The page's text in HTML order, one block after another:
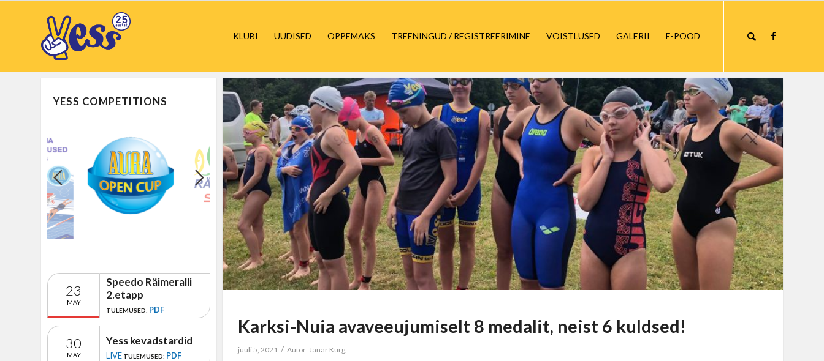
KLUBI UUDISED ÕPPEMAKS TREENINGUD / REGISTREERIMINE VÕISTLUSED GALERII E-POOD
Karksi-Nuia avaveeujumiselt 8 medalit, neist 6 kuldsed!
juuli 5, 2021 / Autor:Janar Kurg
YESS COMPETITIONS
23
MAY
Speedo Räimeralli
2.etapp
TULEMUSED: PDF
30
MAY
Yess kevadstardid
LIVE TULEMUSED: PDF